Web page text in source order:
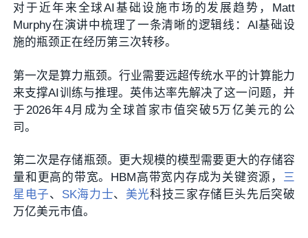
对于近年来全球AI基础设施市场的发展趋势，Matt
Murphy在演讲中梳理了一条清晰的逻辑线：AI基础设
施的瓶颈正在经历第三次转移。
第一次是算力瓶颈。行业需要远超传统水平的计算能力
来支撑AI训练与推理。英伟达率先解决了这一问题，并
于2026年4月成为全球首家市值突破5万亿美元的公
司。
第二次是存储瓶颈。更大规模的模型需要更大的存储容
量和更高的带宽。HBM高带宽内存成为关键资源， 三
星电子、 SK海力士、 美光科技三家存储巨头先后突破
万亿美元市值。